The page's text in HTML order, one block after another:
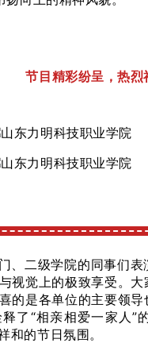
节目精彩纷呈，热烈
、二级学院的同事们
视觉上的极致享受。
的是各单位的主要领
了“相亲相爱一家人”
和的节日氛围。